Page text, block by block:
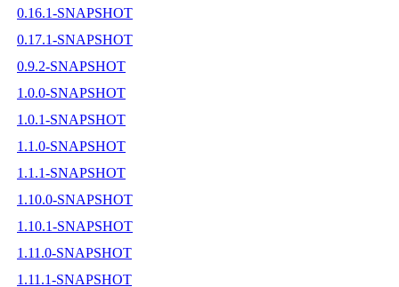
0.16.1-SNAPSHOT
0.17.1-SNAPSHOT
0.9.2-SNAPSHOT
1.0.0-SNAPSHOT
1.0.1-SNAPSHOT
1.1.0-SNAPSHOT
1.1.1-SNAPSHOT
1.10.0-SNAPSHOT
1.10.1-SNAPSHOT
1.11.0-SNAPSHOT
1.11.1-SNAPSHOT